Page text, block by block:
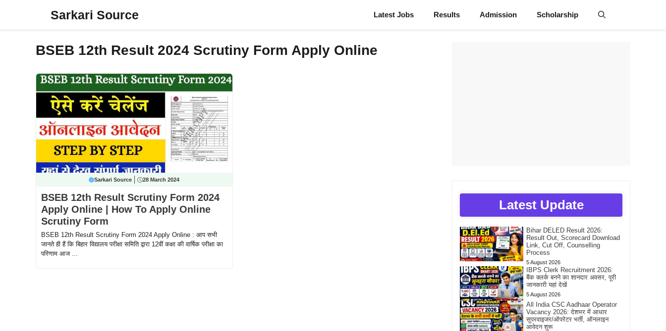
Sarkari Source Latest Jobs Results Admission Scholarship
BSEB 12th Result 2024 Scrutiny Form Apply Online
Sarkari Source 28 March 2024
BSEB 12th Result Scrutiny Form 2024
Apply Online | How To Apply Online
Scrutiny Form
BSEB 12th Result Scrutiny Form 2024 Apply Online : आप सभी
जानते ही हैं कि बिहार विद्यालय परीक्षा समिति द्वारा 12वीं कक्षा की वार्षिक परीक्षा का
परिणाम आज ...
Latest Update
Bihar DELED Result 2026:
Result Out, Scorecard Download
Link, Cut Off, Counselling
Process
5 August 2026
IBPS Clerk Recruitment 2026:
बैंक क्लर्क बनने का शानदार अवसर, पूरी
जानकारी यहां देखें
5 August 2026
All India CSC Aadhaar Operator
Vacancy 2026: देशभर में आधार
सुपरवाइजर/ऑपरेटर भर्ती, ऑनलाइन
आवेदन शुरू